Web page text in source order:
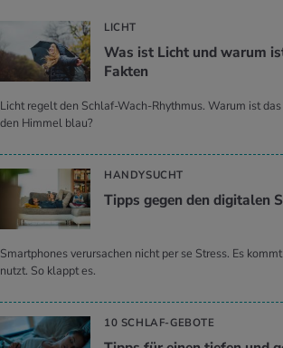
LICHT
Was ist Licht und warum
Fak­ten
Licht regelt den Schlaf-Wach-Rhythmus. Warum ist
den Himmel blau?
HANDYSUCHT
Tipps gegen den di­gi­ta­len
Smartphones verursachen nicht per se Stress. Es
nutzt. So klappt es.
10 SCHLAF-GEBOTE